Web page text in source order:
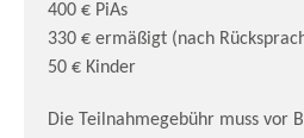
400 € PiAs
330 € ermäßigt (nach
50 € Kinder
Die Teilnahmegebühr muss vor